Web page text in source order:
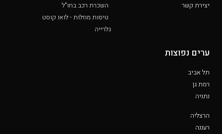
יצירת קשר
השכרת רכב בחו"ל
טיסות מוזלות - לואו קוסט
גלרייה
ערים נפוצות
תל אביב
רמת גן
נתניה
הרצליה
רעננה